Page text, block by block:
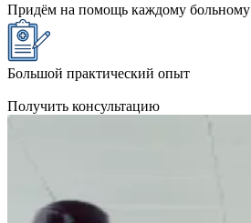
Придём на помощь каждому больному
Большой практический опыт
Получить консультацию